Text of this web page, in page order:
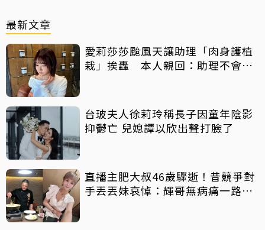
最新文章
愛莉莎莎颱風天讓助理「肉身護植
栽」挨轟 本人親回：助理不會被
台玻夫人徐莉玲稱長子因童年陰影
抑鬱亡 兒媳譚以欣出聲打臉了
直播主肥大叔46歲驟逝！昔競爭對
手丟丟妹哀悼：輝哥無病痛一路好